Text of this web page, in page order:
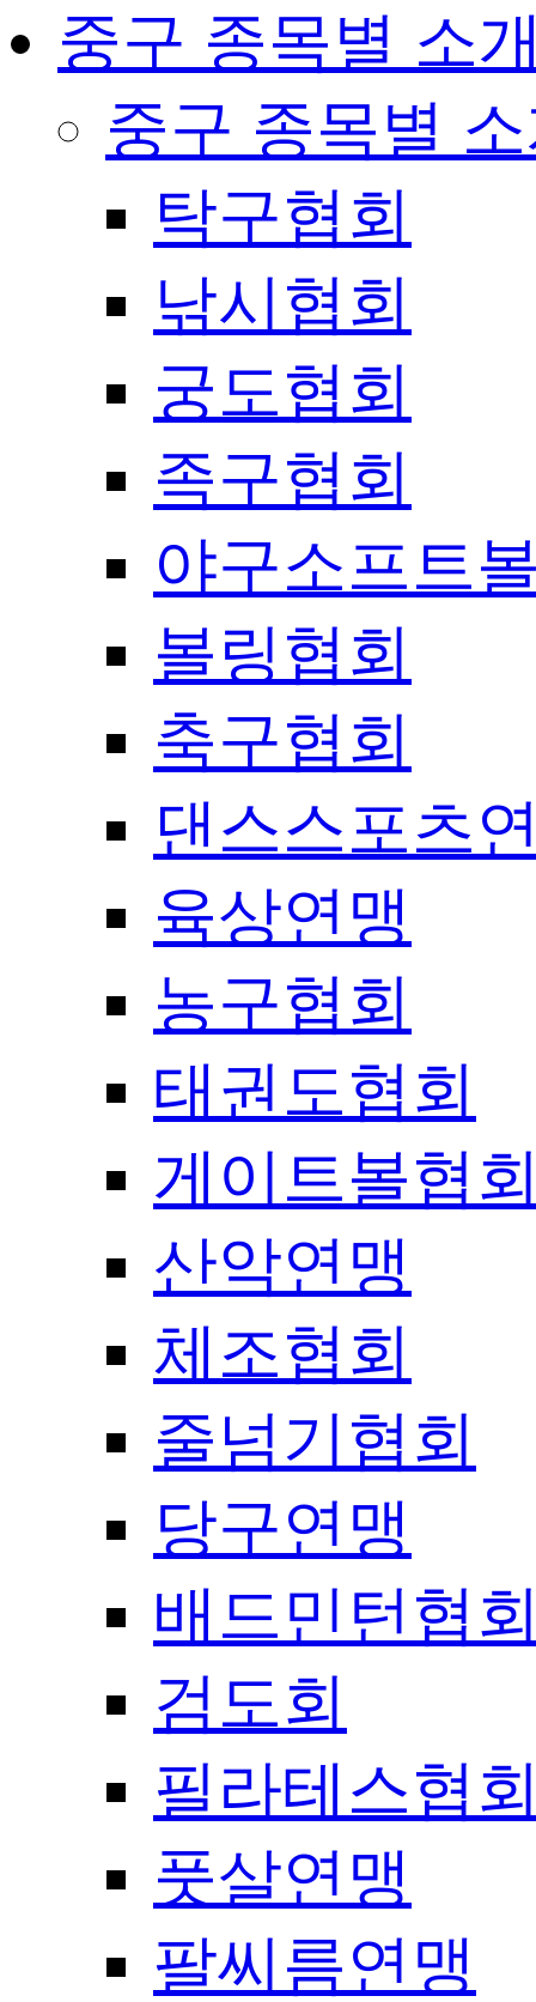
중구 종목별 소
중구 종목별
탁구협회
낚시협회
궁도협회
족구협회
야구소프트
볼링협회
축구협회
댄스스포츠
육상연맹
농구협회
태권도협회
게이트볼협
산악연맹
체조협회
줄넘기협회
당구연맹
배드민턴협
검도회
필라테스협
풋살연맹
팔씨름연맹